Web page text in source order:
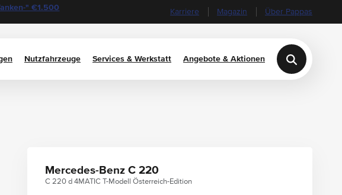
" €1.500
Karriere Magazin Über Pappas
Nutzfahrzeuge Services & Werkstatt Angebote & Aktionen
Mercedes-Benz C 220
C 220 d 4MATIC T-Modell Österreich-Edition